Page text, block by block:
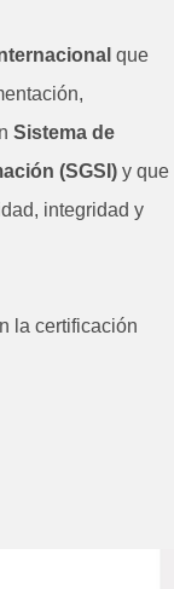
que
Sistema de
(SGSI) y que
integridad y
la certificación